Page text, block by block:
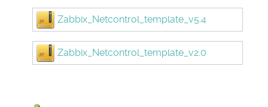
Zabbix_Netcontrol_template_v5.4
Zabbix_Netcontrol_template_v2.0